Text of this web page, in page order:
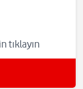
tıklayın